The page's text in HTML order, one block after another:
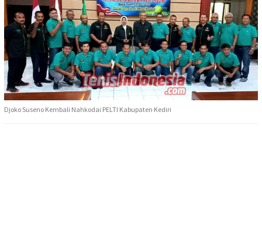
Djoko Suseno Kembali Nahkodai PELTI Kabupaten Kediri